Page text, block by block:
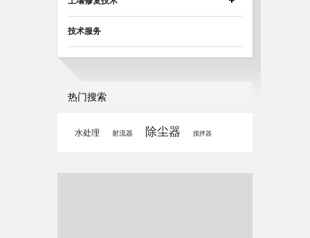
技术服务
热门搜索
水处理 射流器 除尘器 搅拌器